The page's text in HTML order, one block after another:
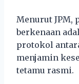
Menurut JPM,
berkenaan
protokol
menjamin
tetamu rasmi.